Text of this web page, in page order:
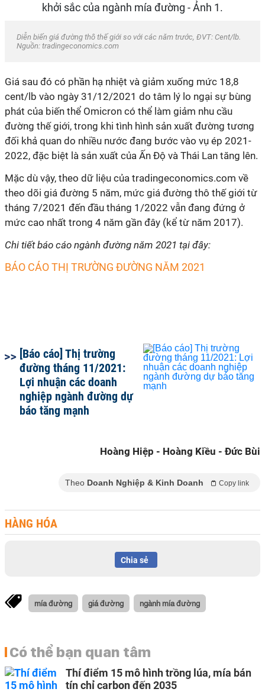
Diễn biến giá đường thô thế giới so với các năm trước, ĐVT: Cent/lb.
Nguồn: tradingeconomics.com
Giá sau đó có phần hạ nhiệt và giảm xuống mức 18,8
cent/lb vào ngày 31/12/2021 do tâm lý lo ngại sự bùng
phát của biến thể Omicron có thể làm giảm nhu cầu
đường thế giới, trong khi tình hình sản xuất đường tương
đối khả quan do nhiều nước đang bước vào vụ ép 2021-
2022, đặc biệt là sản xuất của Ấn Độ và Thái Lan tăng lên.
Mặc dù vậy, theo dữ liệu của tradingeconomics.com về
theo dõi giá đường 5 năm, mức giá đường thô thế giới từ
tháng 7/2021 đến đầu tháng 1/2022 vẫn đang đứng ở
mức cao nhất trong 4 năm gần đây (kể từ năm 2017).
Chi tiết báo cáo ngành đường năm 2021 tại đây:
BÁO CÁO THỊ TRƯỜNG ĐƯỜNG NĂM 2021
[Báo cáo] Thị trường
đường tháng 11/2021:
Lợi nhuận các doanh
nghiệp ngành đường dự
báo tăng mạnh
Hoàng Hiệp - Hoàng Kiều - Đức Bùi
Theo Doanh Nghiệp & Kinh Doanh Copy link
HÀNG HÓA
Chia sẻ
mía đường giá đường ngành mía đường
Có thể bạn quan tâm
Thí điểm 15 mô hình trồng lúa, mía bán
tín chỉ carbon đến 2035